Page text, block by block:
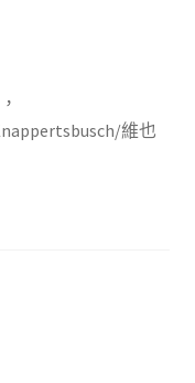
維也